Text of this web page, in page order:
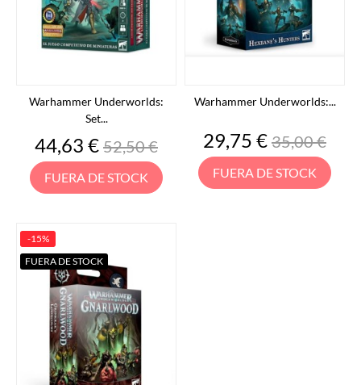
Warhammer Underworlds:
Set...
Precio
44,63 €Precio
base
52,50 €
FUERA DE STOCK
Warhammer Underworlds:...
Precio
29,75 €Precio
base
35,00 €
FUERA DE STOCK
-15%
FUERA DE STOCK